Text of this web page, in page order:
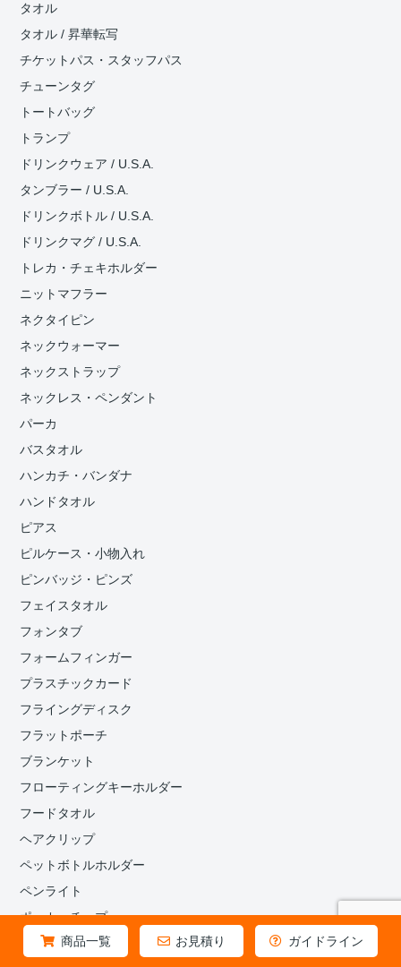
商品一覧 お見積り ガイドライン
タオル
タオル / 昇華転写
チケットパス・スタッフパス
チューンタグ
トートバッグ
トランプ
ドリンクウェア / U.S.A.
タンブラー / U.S.A.
ドリンクボトル / U.S.A.
ドリンクマグ / U.S.A.
トレカ・チェキホルダー
ニットマフラー
ネクタイピン
ネックウォーマー
ネックストラップ
ネックレス・ペンダント
パーカ
バスタオル
ハンカチ・バンダナ
ハンドタオル
ピアス
ピルケース・小物入れ
ピンバッジ・ピンズ
フェイスタオル
フォンタブ
フォームフィンガー
プラスチックカード
フライングディスク
フラットポーチ
ブランケット
フローティングキーホルダー
フードタオル
ヘアクリップ
ペットボトルホルダー
ペンライト
ポーカーチップ
ボトルオープナー・栓抜き